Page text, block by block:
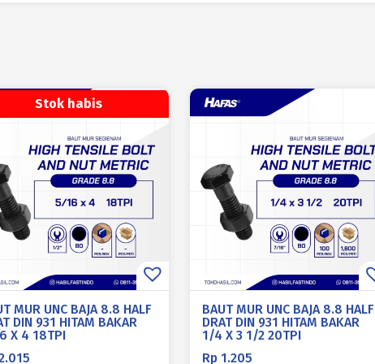
Stok habis
MUR UNC BAJA 8.8 HALF
DIN 931 HITAM BAKAR
X 4 18TPI
BAUT MUR UNC BAJA 8.8 HALF
DRAT DIN 931 HITAM BAKAR
1/4 X 3 1/2 20TPI
Rp 1.205